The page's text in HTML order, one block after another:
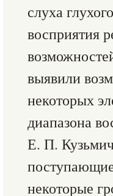
слуха
восприятия
выявили
некоторых
диапазона
Е. П.
некоторые